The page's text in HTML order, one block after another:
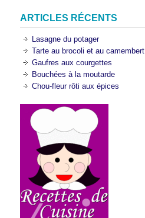
ARTICLES RÉCENTS
Lasagne du potager
Tarte au brocoli et au camembert
Gaufres aux courgettes
Bouchées à la moutarde
Chou-fleur rôti aux épices